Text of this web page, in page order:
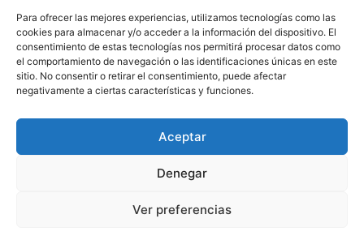
Para ofrecer las mejores experiencias, utilizamos tecnologías como las
cookies para almacenar y/o acceder a la información del dispositivo. El
consentimiento de estas tecnologías nos permitirá procesar datos como
el comportamiento de navegación o las identificaciones únicas en este
sitio. No consentir o retirar el consentimiento, puede afectar
negativamente a ciertas características y funciones.
Aceptar
Denegar
Ver preferencias
Until Dawn Remake: fecha y hora de
lanzamiento
¡El regreso de Until Dawn está más cerca que
Supermassive Games ha…